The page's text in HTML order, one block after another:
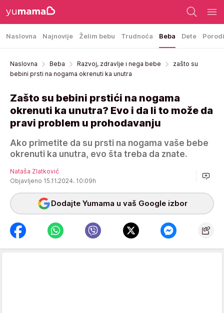
Naslovna Najnovije Želim bebu Trudnoća Beba Dete
Naslovna Beba Razvoj, zdravlje i nega bebe
zašto su
bebini prsti na nogama okrenuti ka unutra
Zašto su bebini prstići na nogama
okrenuti ka unutra? Evo i da li to može da
pravi problem u prohodavanju
Ako primetite da su prsti na nogama vaše bebe
okrenuti ka unutra, evo šta treba da znate.
Nataša Zlatković
Objavljeno 15.11.2024. 10:09h
Dodajte Yumama u vaš Google izbor